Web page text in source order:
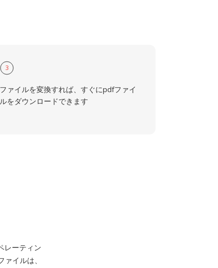
3
ファイルを変換すれば、すぐにpdfファイ
ルをダウンロードできます
レーティン
イルは、